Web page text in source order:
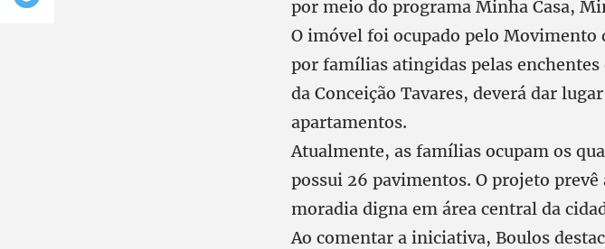
por meio do programa Minha Casa,
O imóvel foi ocupado pelo Movimento
por famílias atingidas pelas enchentes
da Conceição Tavares, deverá dar
apartamentos.
Atualmente, as famílias ocupam os
possui 26 pavimentos. O projeto
moradia digna em área central da
Ao comentar a iniciativa, Boulos